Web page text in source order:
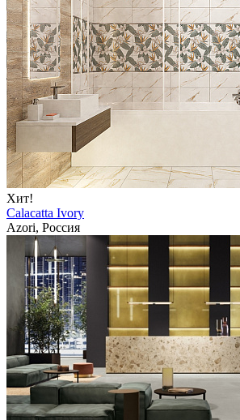
Хит!
Calacatta Ivory
Azori, Россия